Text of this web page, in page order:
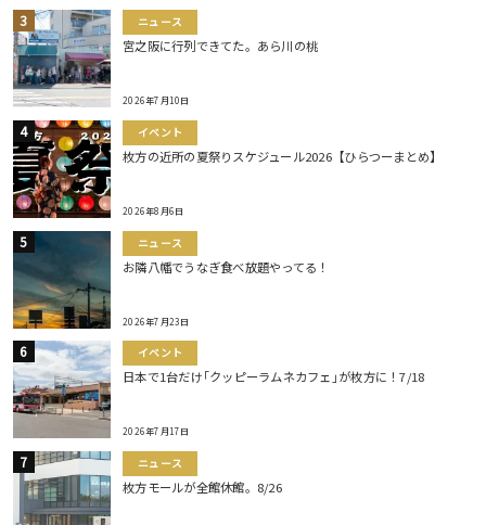
ニュース
宮之阪に行列できてた。あら川の桃
2026年7月10日
イベント
枚方の近所の夏祭りスケジュール2026【ひらつーまとめ】
2026年8月6日
ニュース
お隣八幡でうなぎ食べ放題やってる！
2026年7月23日
イベント
日本で1台だけ｢クッピーラムネカフェ｣が枚方に！7/18
2026年7月17日
ニュース
枚方モールが全館休館。8/26